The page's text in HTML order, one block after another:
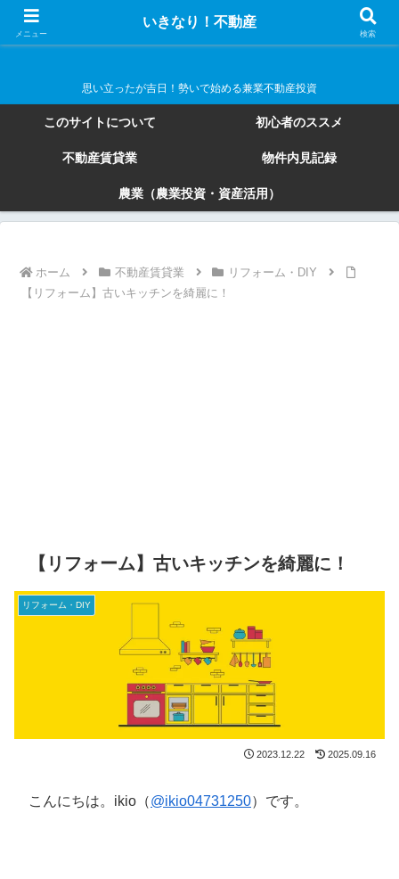
いきなり！不動産
思い立ったが吉日！勢いで始める兼業不動産投資
このサイトについて 初心者のススメ
不動産賃貸業 物件内見記録
農業（農業投資・資産活用）
ホーム 不動産賃貸業
リフォーム・DIY
【リフォーム】古いキッチンを綺麗に！
【リフォーム】古いキッチンを綺麗に！
リフォーム・DIY
2023.12.22 2025.09.16
こんにちは。ikio（@ikio04731250）です。
メニュー
いきなり！不動産
検索